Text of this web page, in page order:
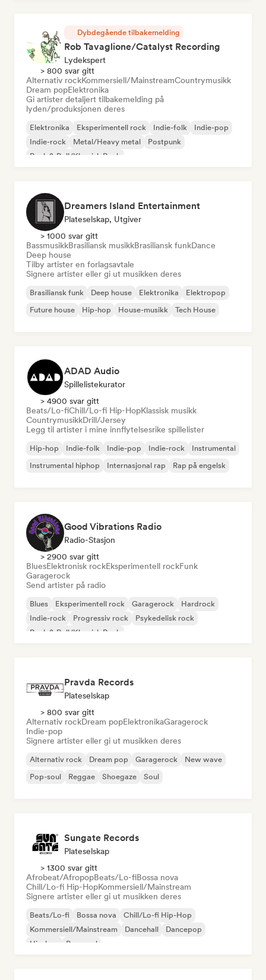
Dybdegående tilbakemelding
Rob Tavaglione/Catalyst Recording
Lydekspert
> 800 svar gitt
Alternativ rockKommersiell/MainstreamCountrymusikk
Dream popElektronika
Gi artister detaljert tilbakemelding på
lyden/produksjonen deres
Elektronika Eksperimentell rock Indie-folk
Indie-pop
Indie-rock
Metal/Heavy metal
Postpunk
Rock & Roll/Klassisk Rock
Dreamers Island Entertainment
Plateselskap, Utgiver
> 1000 svar gitt
BassmusikkBrasiliansk musikkBrasiliansk funkDance
Deep house
Tilby artister en forlagsavtale
Signere artister eller gi ut musikken deres
Brasiliansk funk Deep house Elektronika
Elektropop
Future house
Hip-hop House-musikk Tech House
ADAD Audio
Spillelistekurator
> 4900 svar gitt
Beats/Lo-fiChill/Lo-fi Hip-HopKlassisk musikk
CountrymusikkDrill/Jersey
Legg til artister i mine innflytelsesrike spillelister
Hip-hop Indie-folk Indie-pop Indie-rock
Instrumental
Instrumental hiphop
Internasjonal rap Rap på engelsk
Good Vibrations Radio
Radio-Stasjon
> 2900 svar gitt
BluesElektronisk rockEksperimentell rockFunk
Garagerock
Send artister på radio
Blues Eksperimentell rock Garagerock
Hardrock
Indie-rock
Progressiv rock
Psykedelisk rock
Rock & Roll/Klassisk Rock
Pravda Records
Plateselskap
> 800 svar gitt
Alternativ rockDream popElektronikaGaragerock
Indie-pop
Signere artister eller gi ut musikken deres
Alternativ rock Dream pop Garagerock
New wave
Pop-soul
Reggae Shoegaze Soul
Sungate Records
Plateselskap
> 1300 svar gitt
Afrobeat/AfropopBeats/Lo-fiBossa nova
Chill/Lo-fi Hip-HopKommersiell/Mainstream
Signere artister eller gi ut musikken deres
Beats/Lo-fi Bossa nova
Chill/Lo-fi Hip-Hop
Kommersiell/Mainstream
Dancehall
Dancepop
Hip-hop
Pop-soul